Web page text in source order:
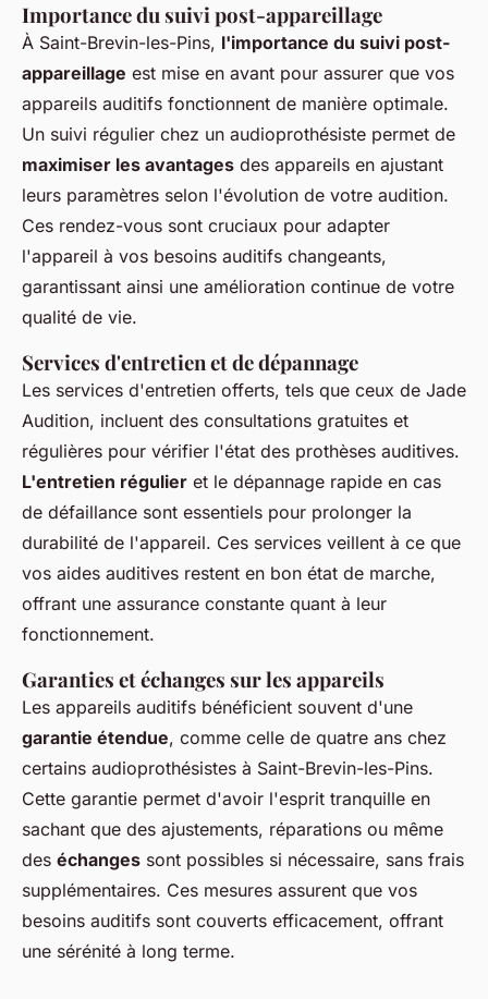
Importance du suivi post-appareillage
À Saint-Brevin-les-Pins, l'importance du suivi post-
appareillage est mise en avant pour assurer que vos
appareils auditifs fonctionnent de manière optimale.
Un suivi régulier chez un audioprothésiste permet de
maximiser les avantages des appareils en ajustant
leurs paramètres selon l'évolution de votre audition.
Ces rendez-vous sont cruciaux pour adapter
l'appareil à vos besoins auditifs changeants,
garantissant ainsi une amélioration continue de votre
qualité de vie.
Services d'entretien et de dépannage
Les services d'entretien offerts, tels que ceux de Jade
Audition, incluent des consultations gratuites et
régulières pour vérifier l'état des prothèses auditives.
L'entretien régulier et le dépannage rapide en cas
de défaillance sont essentiels pour prolonger la
durabilité de l'appareil. Ces services veillent à ce que
vos aides auditives restent en bon état de marche,
offrant une assurance constante quant à leur
fonctionnement.
Garanties et échanges sur les appareils
Les appareils auditifs bénéficient souvent d'une
garantie étendue, comme celle de quatre ans chez
certains audioprothésistes à Saint-Brevin-les-Pins.
Cette garantie permet d'avoir l'esprit tranquille en
sachant que des ajustements, réparations ou même
des échanges sont possibles si nécessaire, sans frais
supplémentaires. Ces mesures assurent que vos
besoins auditifs sont couverts efficacement, offrant
une sérénité à long terme.